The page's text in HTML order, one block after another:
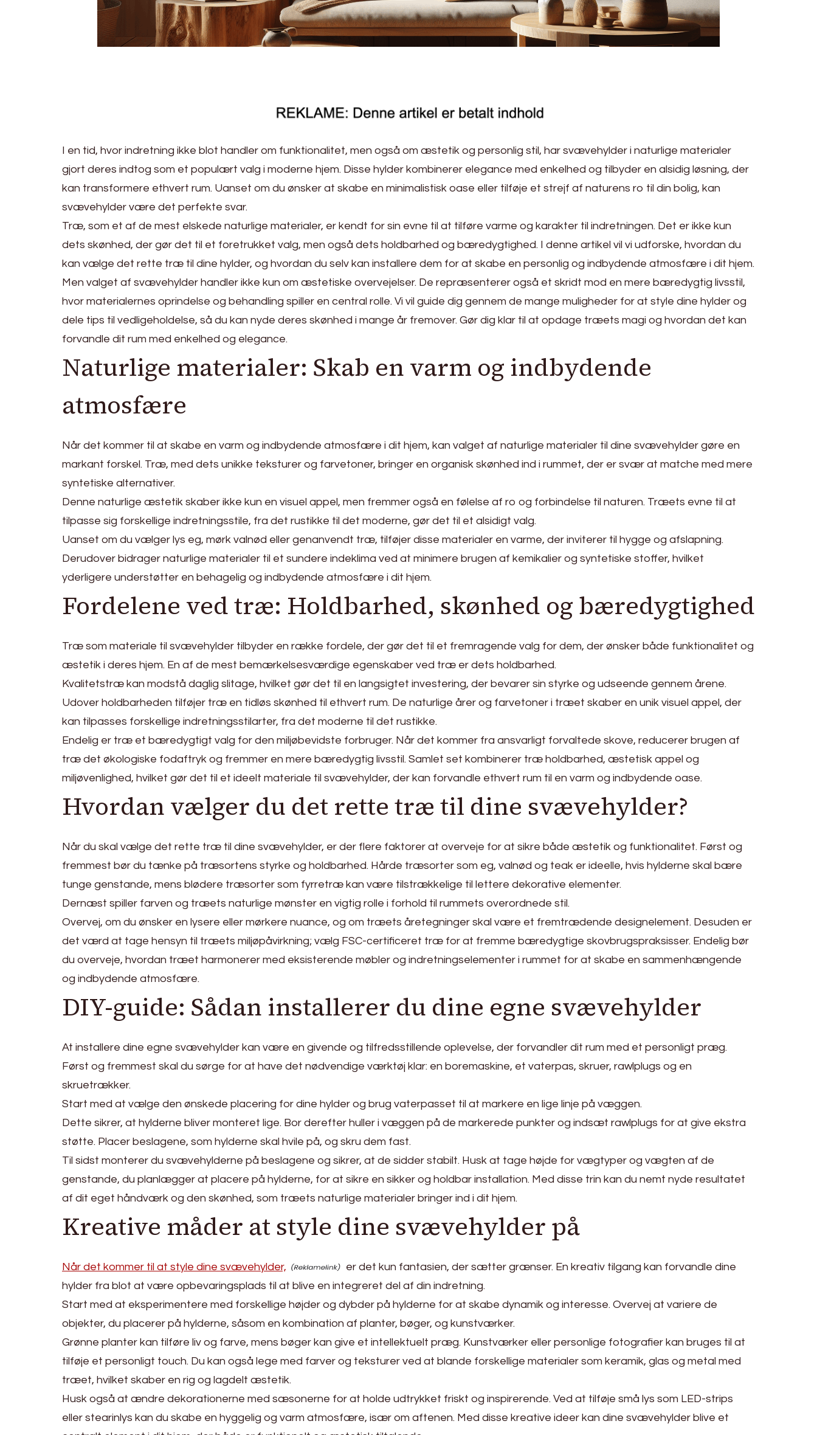
I en tid, hvor indretning ikke blot handler om funktionalitet, men også om æstetik og personlig stil, har svævehylder i naturlige materialer
gjort deres indtog som et populært valg i moderne hjem. Disse hylder kombinerer elegance med enkelhed og tilbyder en alsidig løsning, der
kan transformere ethvert rum. Uanset om du ønsker at skabe en minimalistisk oase eller tilføje et strejf af naturens ro til din bolig, kan
svævehylder være det perfekte svar.
Træ, som et af de mest elskede naturlige materialer, er kendt for sin evne til at tilføre varme og karakter til indretningen. Det er ikke kun
dets skønhed, der gør det til et foretrukket valg, men også dets holdbarhed og bæredygtighed. I denne artikel vil vi udforske, hvordan du
kan vælge det rette træ til dine hylder, og hvordan du selv kan installere dem for at skabe en personlig og indbydende atmosfære i dit hjem.
Men valget af svævehylder handler ikke kun om æstetiske overvejelser. De repræsenterer også et skridt mod en mere bæredygtig livsstil,
hvor materialernes oprindelse og behandling spiller en central rolle. Vi vil guide dig gennem de mange muligheder for at style dine hylder og
dele tips til vedligeholdelse, så du kan nyde deres skønhed i mange år fremover. Gør dig klar til at opdage træets magi og hvordan det kan
forvandle dit rum med enkelhed og elegance.
Naturlige materialer: Skab en varm og indbydende
atmosfære
Når det kommer til at skabe en varm og indbydende atmosfære i dit hjem, kan valget af naturlige materialer til dine svævehylder gøre en
markant forskel. Træ, med dets unikke teksturer og farvetoner, bringer en organisk skønhed ind i rummet, der er svær at matche med mere
syntetiske alternativer.
Denne naturlige æstetik skaber ikke kun en visuel appel, men fremmer også en følelse af ro og forbindelse til naturen. Træets evne til at
tilpasse sig forskellige indretningsstile, fra det rustikke til det moderne, gør det til et alsidigt valg.
Uanset om du vælger lys eg, mørk valnød eller genanvendt træ, tilføjer disse materialer en varme, der inviterer til hygge og afslapning.
Derudover bidrager naturlige materialer til et sundere indeklima ved at minimere brugen af kemikalier og syntetiske stoffer, hvilket
yderligere understøtter en behagelig og indbydende atmosfære i dit hjem.
Fordelene ved træ: Holdbarhed, skønhed og bæredygtighed
Træ som materiale til svævehylder tilbyder en række fordele, der gør det til et fremragende valg for dem, der ønsker både funktionalitet og
æstetik i deres hjem. En af de mest bemærkelsesværdige egenskaber ved træ er dets holdbarhed.
Kvalitetstræ kan modstå daglig slitage, hvilket gør det til en langsigtet investering, der bevarer sin styrke og udseende gennem årene.
Udover holdbarheden tilføjer træ en tidløs skønhed til ethvert rum. De naturlige årer og farvetoner i træet skaber en unik visuel appel, der
kan tilpasses forskellige indretningsstilarter, fra det moderne til det rustikke.
Endelig er træ et bæredygtigt valg for den miljøbevidste forbruger. Når det kommer fra ansvarligt forvaltede skove, reducerer brugen af
træ det økologiske fodaftryk og fremmer en mere bæredygtig livsstil. Samlet set kombinerer træ holdbarhed, æstetisk appel og
miljøvenlighed, hvilket gør det til et ideelt materiale til svævehylder, der kan forvandle ethvert rum til en varm og indbydende oase.
Hvordan vælger du det rette træ til dine svævehylder?
Når du skal vælge det rette træ til dine svævehylder, er der flere faktorer at overveje for at sikre både æstetik og funktionalitet. Først og
fremmest bør du tænke på træsortens styrke og holdbarhed. Hårde træsorter som eg, valnød og teak er ideelle, hvis hylderne skal bære
tunge genstande, mens blødere træsorter som fyrretræ kan være tilstrækkelige til lettere dekorative elementer.
Dernæst spiller farven og træets naturlige mønster en vigtig rolle i forhold til rummets overordnede stil.
Overvej, om du ønsker en lysere eller mørkere nuance, og om træets åretegninger skal være et fremtrædende designelement. Desuden er
det værd at tage hensyn til træets miljøpåvirkning; vælg FSC-certificeret træ for at fremme bæredygtige skovbrugspraksisser. Endelig bør
du overveje, hvordan træet harmonerer med eksisterende møbler og indretningselementer i rummet for at skabe en sammenhængende
og indbydende atmosfære.
DIY-guide: Sådan installerer du dine egne svævehylder
At installere dine egne svævehylder kan være en givende og tilfredsstillende oplevelse, der forvandler dit rum med et personligt præg.
Først og fremmest skal du sørge for at have det nødvendige værktøj klar: en boremaskine, et vaterpas, skruer, rawlplugs og en
skruetrækker.
Start med at vælge den ønskede placering for dine hylder og brug vaterpasset til at markere en lige linje på væggen.
Dette sikrer, at hylderne bliver monteret lige. Bor derefter huller i væggen på de markerede punkter og indsæt rawlplugs for at give ekstra
støtte. Placer beslagene, som hylderne skal hvile på, og skru dem fast.
Til sidst monterer du svævehylderne på beslagene og sikrer, at de sidder stabilt. Husk at tage højde for vægtyper og vægten af de
genstande, du planlægger at placere på hylderne, for at sikre en sikker og holdbar installation. Med disse trin kan du nemt nyde resultatet
af dit eget håndværk og den skønhed, som træets naturlige materialer bringer ind i dit hjem.
Kreative måder at style dine svævehylder på
Når det kommer til at style dine svævehylder,
er det kun fantasien, der sætter grænser. En kreativ tilgang kan forvandle dine
hylder fra blot at være opbevaringsplads til at blive en integreret del af din indretning.
Start med at eksperimentere med forskellige højder og dybder på hylderne for at skabe dynamik og interesse. Overvej at variere de
objekter, du placerer på hylderne, såsom en kombination af planter, bøger, og kunstværker.
Grønne planter kan tilføre liv og farve, mens bøger kan give et intellektuelt præg. Kunstværker eller personlige fotografier kan bruges til at
tilføje et personligt touch. Du kan også lege med farver og teksturer ved at blande forskellige materialer som keramik, glas og metal med
træet, hvilket skaber en rig og lagdelt æstetik.
Husk også at ændre dekorationerne med sæsonerne for at holde udtrykket friskt og inspirerende. Ved at tilføje små lys som LED-strips
eller stearinlys kan du skabe en hyggelig og varm atmosfære, især om aftenen. Med disse kreative ideer kan dine svævehylder blive et